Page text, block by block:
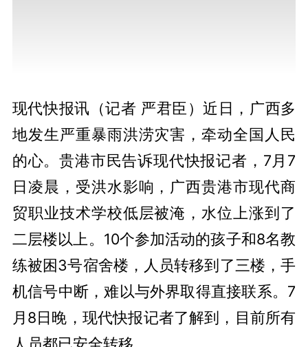
现代快报讯（记者 严君臣）近日，广西多
地发生严重暴雨洪涝灾害，牵动全国人民
的心。贵港市民告诉现代快报记者，7月7
日凌晨，受洪水影响，广西贵港市现代商
贸职业技术学校低层被淹，水位上涨到了
二层楼以上。10个参加活动的孩子和8名教
练被困3号宿舍楼，人员转移到了三楼，手
机信号中断，难以与外界取得直接联系。7
月8日晚，现代快报记者了解到，目前所有
人员都已安全转移。